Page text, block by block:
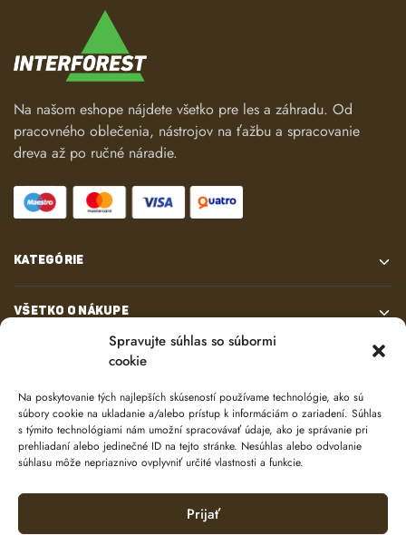
Spravujte súhlas so súbormi
cookie
Na poskytovanie tých najlepších skúseností používame technológie, ako sú
súbory cookie na ukladanie a/alebo prístup k informáciám o zariadení. Súhlas
s týmito technológiami nám umožní spracovávať údaje, ako je správanie pri
prehliadaní alebo jedinečné ID na tejto stránke. Nesúhlas alebo odvolanie
súhlasu môže nepriaznivo ovplyvniť určité vlastnosti a funkcie.
Prijať
Na našom eshope nájdete všetko pre les a záhradu. Od
pracovného oblečenia, nástrojov na ťažbu a spracovanie
dreva až po ručné náradie.
KATEGÓRIE
VŠETKO O NÁKUPE
© 2024 e-shop od